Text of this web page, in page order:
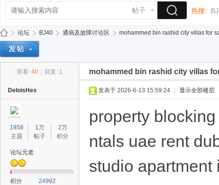
帖子 热搜:
论坛 BJ40
›
通病及故障讨论区
›
mohammed bin rashid city villas for
查看: 40 回复: 1 mohammed bin rashid city villas
DeloisHes
1958
主题
1万
帖子
2万
积分
论坛元老
积分
24992
发表于 2026-6-13 15:59:24 显示全部楼层
property
ntals uae rent
studio apartment